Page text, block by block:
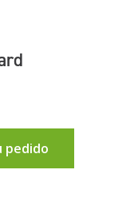
pedido